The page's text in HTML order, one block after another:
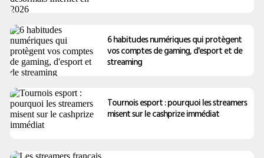
6 habitudes numériques qui protègent
vos comptes de gaming, d'esport et de
streaming
Tournois esport : pourquoi les streamers
misent sur le cashprize immédiat